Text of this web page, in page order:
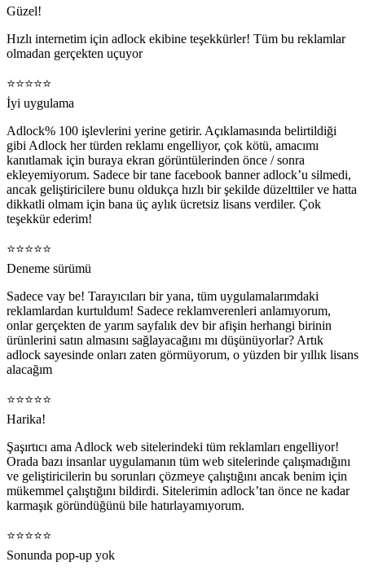
Güzel!
Hızlı internetim için adlock ekibine teşekkürler! Tüm bu reklamlar
olmadan gerçekten uçuyor
⭐️⭐️⭐️⭐️⭐️
İyi uygulama
Adlock% 100 işlevlerini yerine getirir. Açıklamasında belirtildiği
gibi Adlock her türden reklamı engelliyor, çok kötü, amacımı
kanıtlamak için buraya ekran görüntülerinden önce / sonra
ekleyemiyorum. Sadece bir tane facebook banner adlock’u silmedi,
ancak geliştiricilere bunu oldukça hızlı bir şekilde düzelttiler ve hatta
dikkatli olmam için bana üç aylık ücretsiz lisans verdiler. Çok
teşekkür ederim!
⭐️⭐️⭐️⭐️⭐️
Deneme sürümü
Sadece vay be! Tarayıcıları bir yana, tüm uygulamalarımdaki
reklamlardan kurtuldum! Sadece reklamverenleri anlamıyorum,
onlar gerçekten de yarım sayfalık dev bir afişin herhangi birinin
ürünlerini satın almasını sağlayacağını mı düşünüyorlar? Artık
adlock sayesinde onları zaten görmüyorum, o yüzden bir yıllık lisans
alacağım
⭐️⭐️⭐️⭐️⭐️
Harika!
Şaşırtıcı ama Adlock web sitelerindeki tüm reklamları engelliyor!
Orada bazı insanlar uygulamanın tüm web sitelerinde çalışmadığını
ve geliştiricilerin bu sorunları çözmeye çalıştığını ancak benim için
mükemmel çalıştığını bildirdi. Sitelerimin adlock’tan önce ne kadar
karmaşık göründüğünü bile hatırlayamıyorum.
⭐️⭐️⭐️⭐️⭐️
Sonunda pop-up yok